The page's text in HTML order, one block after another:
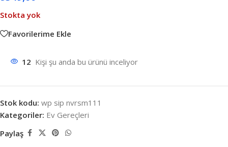
Stokta yok
Favorilerime Ekle
12 Kişi şu anda bu ürünü inceliyor
Stok kodu: wp sip nvrsm111
Kategoriler: Ev Gereçleri
Paylaş